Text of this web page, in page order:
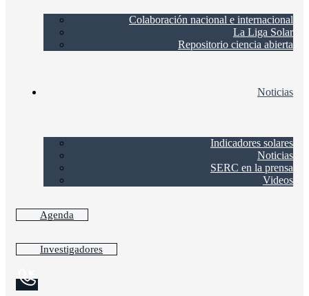
Colaboración nacional e internacional
La Liga Solar
Repositorio ciencia abierta
Noticias
Indicadores solares
Noticias
SERC en la prensa
Videos
Agenda
Investigadores